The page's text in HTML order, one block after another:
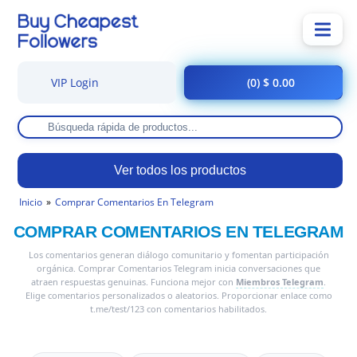
Ver todos los productos
VIP Login (0) $ 0.00
Inicio Comprar Comentarios En Telegram
COMPRAR COMENTARIOS EN TELEGRAM
Los comentarios generan diálogo comunitario y fomentan participación
orgánica. Comprar Comentarios Telegram inicia conversaciones que
atraen respuestas genuinas. Funciona mejor con Miembros Telegram.
Elige comentarios personalizados o aleatorios. Proporcionar enlace como
t.me/test/123 con comentarios habilitados.